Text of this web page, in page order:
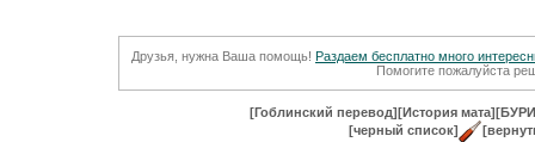
Друзья, нужна Ваша помощь! Раздаем бесплатно много
Помогите пожалуйста
[Гоблинский перевод][История мата]
[черный список]